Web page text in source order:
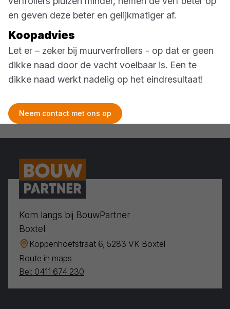
en geven deze beter en gelijkmatiger af.
Koopadvies
Let er – zeker bij muurverfrollers - op dat er geen
dikke naad door de vacht voelbaar is. Een te
dikke naad werkt nadelig op het eindresultaat!
Neem contact met ons op
Kom langs bij BouwPartner
Boxtel
Koppenhoefstraat 6, 5283 VK Boxtel
Route in maps
Bel: 0411 674 230